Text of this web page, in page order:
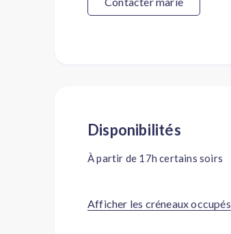
Disponibilités
À partir de 17h certains soirs
Afficher les créneaux occupés